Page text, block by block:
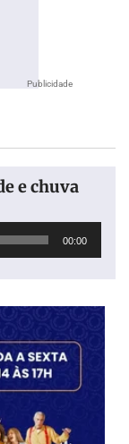
Publicidade
e chuva
00:00